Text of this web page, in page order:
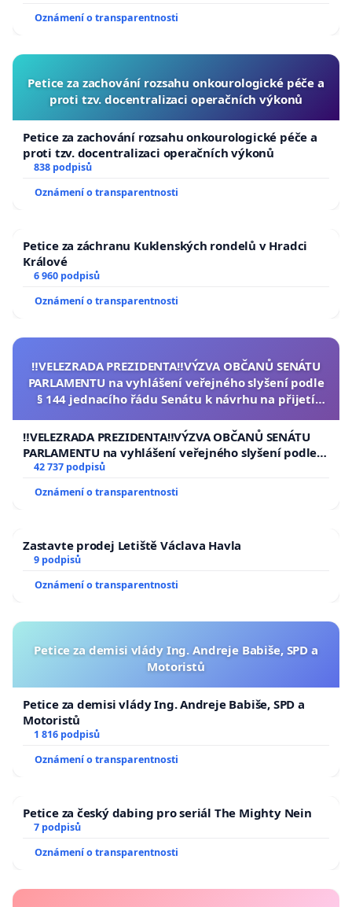
Oznámení o transparentnosti
Petice za zachování rozsahu onkourologické péče a
proti tzv. docentralizaci operačních výkonů
Petice za zachování rozsahu onkourologické péče a
proti tzv. docentralizaci operačních výkonů
838 podpisů
Oznámení o transparentnosti
Petice za záchranu Kuklenských rondelů v Hradci
Králové
6 960 podpisů
Oznámení o transparentnosti
‼️VELEZRADA PREZIDENTA‼️VÝZVA OBČANŮ SENÁTU
PARLAMENTU na vyhlášení veřejného slyšení podle
§ 144 jednacího řádu Senátu k návrhu na přijetí
republiky
‼️VELEZRADA PREZIDENTA‼️VÝZVA OBČANŮ SENÁTU
PARLAMENTU na vyhlášení veřejného slyšení podle §
144 jednacího řádu Senátu k návrhu na přijetí
republiky
42 737 podpisů
Oznámení o transparentnosti
Zastavte prodej Letiště Václava Havla
9 podpisů
Oznámení o transparentnosti
Petice za demisi vlády Ing. Andreje Babiše, SPD a
Motoristů
Petice za demisi vlády Ing. Andreje Babiše, SPD a
Motoristů
1 816 podpisů
Oznámení o transparentnosti
Petice za český dabing pro seriál The Mighty Nein
7 podpisů
Oznámení o transparentnosti